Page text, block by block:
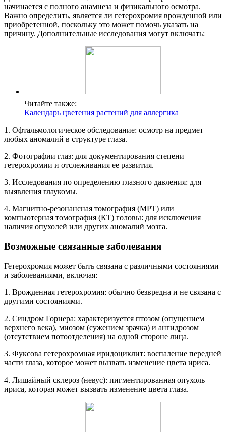
начинается с полного анамнеза и физикального осмотра.
Важно определить, является ли гетерохромия врожденной или
приобретенной, поскольку это может помочь указать на
причину. Дополнительные исследования могут включать:
Читайте также:
Календарь цветения растений для аллергика
1. Офтальмологическое обследование: осмотр на предмет
любых аномалий в структуре глаза.
2. Фотографии глаз: для документирования степени
гетерохромии и отслеживания ее развития.
3. Исследования по определению глазного давления: для
выявления глаукомы.
4. Магнитно-резонансная томография (МРТ) или
компьютерная томография (КТ) головы: для исключения
наличия опухолей или других аномалий мозга.
Возможные связанные заболевания
Гетерохромия может быть связана с различными состояниями
и заболеваниями, включая:
1. Врожденная гетерохромия: обычно безвредна и не связана с
другими состояниями.
2. Синдром Горнера: характеризуется птозом (опущением
верхнего века), миозом (сужением зрачка) и ангидрозом
(отсутствием потоотделения) на одной стороне лица.
3. Фуксова гетерохромная иридоциклит: воспаление передней
части глаза, которое может вызвать изменение цвета ириса.
4. Лишайный склероз (невус): пигментированная опухоль
ириса, которая может вызвать изменение цвета глаза.